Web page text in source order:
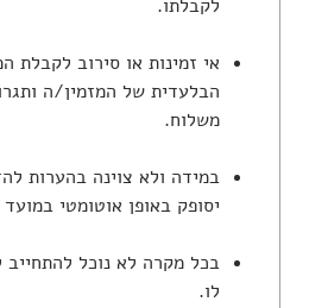
לקבלתו.
אי זמינות או סירוב לקבלת
הבלעדית של המזמין/ה
משלוח.
במידה ולא צוינה בהערות
יסופק באופן אוטומטי
בכל מקרה לא נוכל
לו.